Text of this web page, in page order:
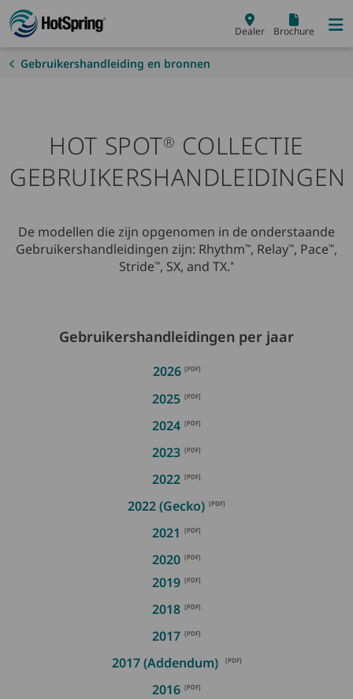
Skip to main content
Dealer Brochure
Gebruikershandleiding en bronnen
HOT SPOT® COLLECTIE
GEBRUIKERSHANDLEIDINGEN
De modellen die zijn opgenomen in de onderstaande
Gebruikershandleidingen zijn: Rhythm™, Relay™, Pace™,
Stride™, SX, and TX.*
Gebruikershandleidingen per jaar
2026
2025
2024
2023
2022
2022 (Gecko)
2021
2020
2019
2018
2017
2017 (Addendum)
2016